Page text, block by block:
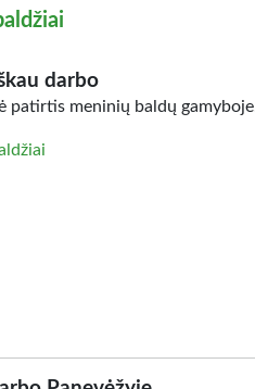
darbo
patirtis meninių baldų